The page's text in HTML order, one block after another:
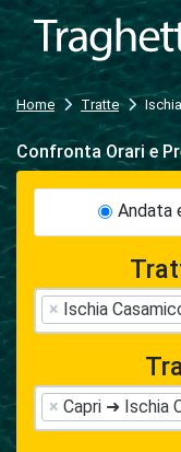
Home Tratte
Confronta Orari e
Andata
× Ischia
× Capri ➜ Ischia